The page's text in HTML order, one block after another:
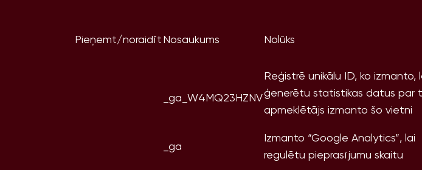
Pieņemt/noraidītNosaukums Nolūks
_ga_W4MQ23HZNV
Reģistrē unikālu ID, ko izmanto,
ģenerētu statistikas datus par
apmeklētājs izmanto šo vietni
_ga
Izmanto “Google Analytics”, lai
regulētu pieprasījumu skaitu